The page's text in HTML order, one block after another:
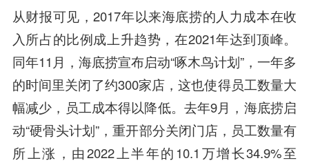
从财报可见，2017年以来海底捞的人力成本在收
入所占的比例成上升趋势，在2021年达到顶峰。
同年11月，海底捞宣布启动“啄木鸟计划”，一年多
的时间里关闭了约300家店，这也使得员工数量大
幅减少，员工成本得以降低。去年9月，海底捞启
动“硬骨头计划”，重开部分关闭门店，员工数量有
所上涨，由2022上半年的10.1万增长34.9%至